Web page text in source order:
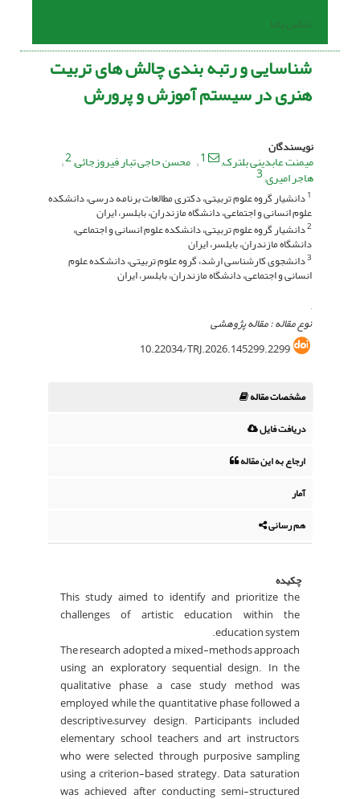
تماس باما
شناسایی و رتبه بندی چالش های تربیت
هنری در سیستم آموزش ‌و پرورش
نویسندگان
میمنت عابدینی بلترک 1 محسن حاجی تبار فیروزجائی2
هاجر امیری3
1دانشیار گروه علوم تربیتی، دکتری مطالعات برنامه درسی، دانشکده
علوم انسانی و اجتماعی، دانشگاه مازندران، بابلسر، ایران
2دانشیار گروه علوم تربیتی، دانشکده علوم انسانی و اجتماعی،
دانشگاه مازندران، بابلسر، ایران
3دانشجوی کارشناسی ارشد، گروه علوم تربیتی، دانشکده علوم
انسانی و اجتماعی، دانشگاه مازندران، بابلسر، ایران
,
نوع مقاله : مقاله پژوهشی
10.22034/TRJ.2026.145299.2299
مشخصات مقاله
دریافت فایل
ارجاع به این مقاله
آمار
هم رسانی
چکیده
This study aimed to identify and prioritize the
challenges of artistic education within the
education system.
The research adopted a mixed-methods approach
using an exploratory sequential design. In the
qualitative phase, a case study method was
employed, while the quantitative phase followed a
descriptive–survey design. Participants included
elementary school teachers and art instructors,
who were selected through purposive sampling
using a criterion-based strategy. Data saturation
was achieved after conducting semi-structured